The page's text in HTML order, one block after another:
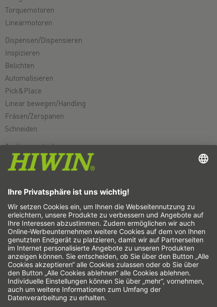
Torquemotoren
Linearmotoren
Dispensen/Dispensieren
Inspizieren
Belichten
Automatisieren
Pick&Place
Linear bewegen/Handling
Fräsen/Zerspanen
Schneiden
Auslegungstools
CAD-Konfigurator und -Modelle
Downloads
FAQ
Support
Qualität
Videos
Karriere
Messen
News
Das sind wir